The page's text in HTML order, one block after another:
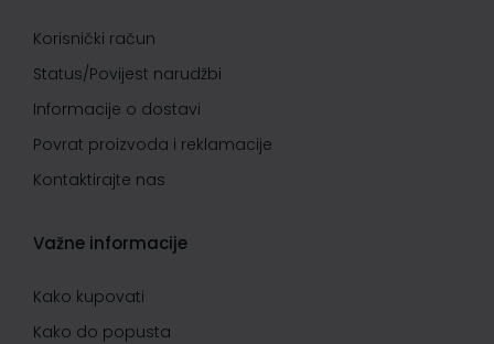
Korisnički račun
Status/Povijest narudžbi
Informacije o dostavi
Povrat proizvoda i reklamacije
Kontaktirajte nas
Važne informacije
Kako kupovati
Kako do popusta